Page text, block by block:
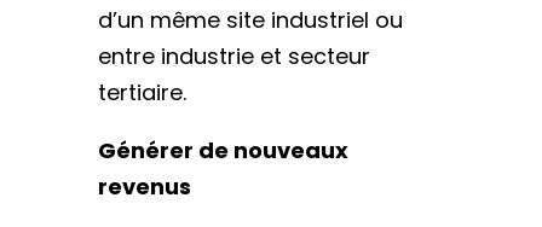
d’un même site industriel ou
entre industrie et secteur
tertiaire.
Générer de nouveaux
revenus